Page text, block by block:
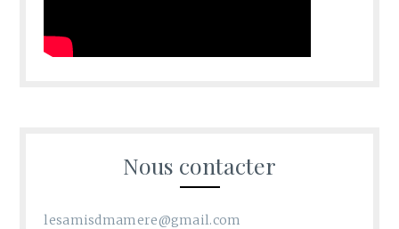
Nous contacter
lesamisdmamere@gmail.com